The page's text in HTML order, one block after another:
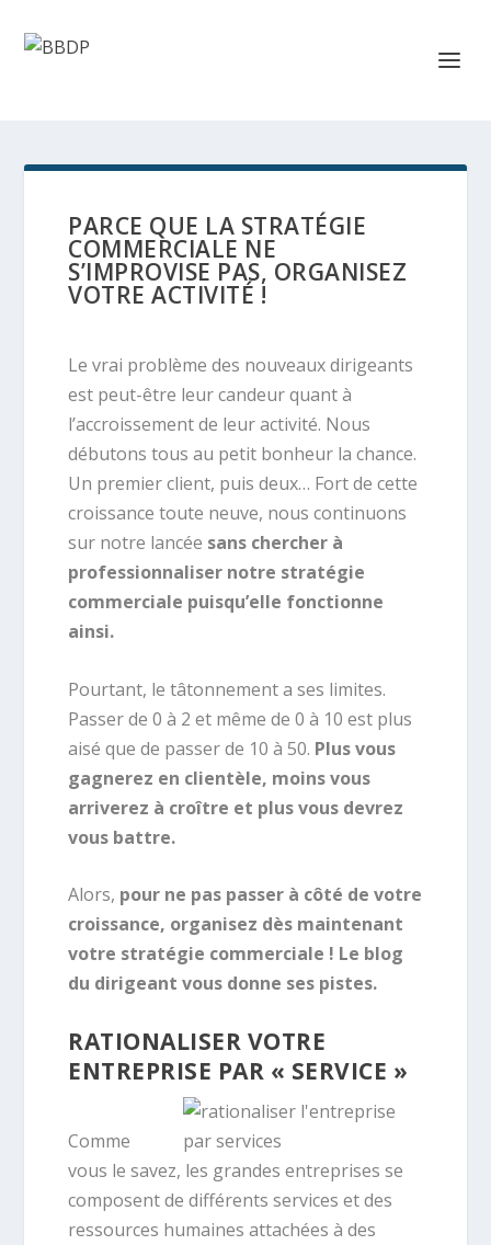
PARCE QUE LA STRATÉGIE
COMMERCIALE NE
S’IMPROVISE PAS, ORGANISEZ
VOTRE ACTIVITÉ !
Le vrai problème des nouveaux dirigeants
est peut-être leur candeur quant à
l’accroissement de leur activité. Nous
débutons tous au petit bonheur la chance.
Un premier client, puis deux… Fort de cette
croissance toute neuve, nous continuons
sur notre lancée sans chercher à
professionnaliser notre stratégie
commerciale puisqu’elle fonctionne
ainsi.
Pourtant, le tâtonnement a ses limites.
Passer de 0 à 2 et même de 0 à 10 est plus
aisé que de passer de 10 à 50. Plus vous
gagnerez en clientèle, moins vous
arriverez à croître et plus vous devrez
vous battre.
Alors, pour ne pas passer à côté de votre
croissance, organisez dès maintenant
votre stratégie commerciale ! Le blog
du dirigeant vous donne ses pistes.
RATIONALISER VOTRE
ENTREPRISE PAR « SERVICE »
Comme
vous le savez, les grandes entreprises se
composent de différents services et des
ressources humaines attachées à des